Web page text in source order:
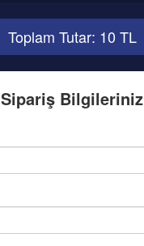
Toplam Tutar: 10 TL
Sipariş Bilgileriniz